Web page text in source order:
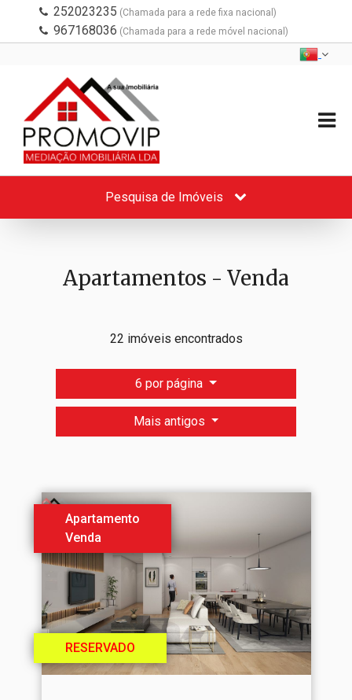
252023235 (Chamada para a rede fixa nacional)
967168036 (Chamada para a rede móvel nacional)
Pesquisa de Imóveis
Apartamentos - Venda
22 imóveis encontrados
6 por página
Mais antigos
Apartamento
Venda
RESERVADO